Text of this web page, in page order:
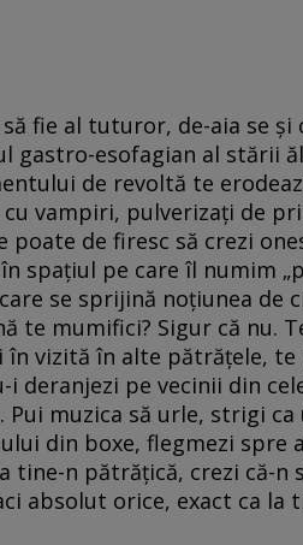
fie al tuturor, de-aia se și
gastro-esofagian al stării
de revoltă te
vampiri, pulverizați de
poate de firesc să crezi
spațiul pe care îl numim
se sprijină noțiunea de
te mumifici? Sigur că nu.
în vizită în alte pătrățele,
i deranjezi pe vecinii din
Pui muzica să urle, strigi
din boxe, flegmezi
n pătrățică, crezi că-n
absolut orice, exact ca la